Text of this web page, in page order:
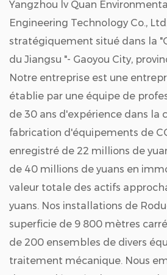
Yangzhou lv Quan
Engineering Technology Co.,
stratégiquement situé dans la
du Jiangsu "- Gaoyou City,
Notre entreprise est une
établie par une équipe de
de 30 ans d'expérience dans la
fabrication d'équipements de
enregistré de 22 millions de
de 40 millions de yuans en
valeur totale des actifs
yuans. Nos installations de
superficie de 9 800 mètres
de 200 ensembles de divers
traitement mécanique. Nous